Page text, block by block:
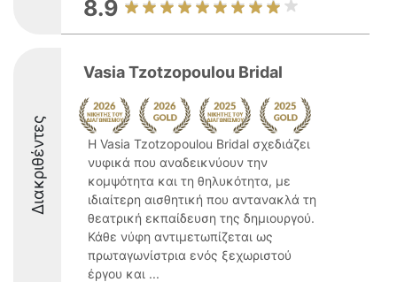
8.9
Διακριθέντες
Vasia Tzotzopoulou Bridal
Η Vasia Tzotzopoulou Bridal σχεδιάζει
νυφικά που αναδεικνύουν την
κομψότητα και τη θηλυκότητα, με
ιδιαίτερη αισθητική που αντανακλά τη
θεατρική εκπαίδευση της δημιουργού.
Κάθε νύφη αντιμετωπίζεται ως
πρωταγωνίστρια ενός ξεχωριστού
έργου και ...